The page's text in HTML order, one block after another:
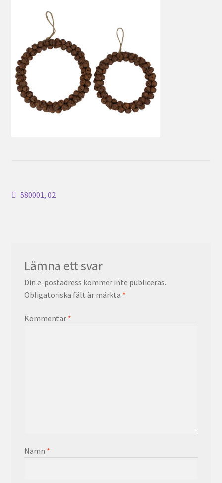
Inläggsnavigering
Föregående
580001, 02
Lämna ett svar
Din e-postadress kommer inte publiceras.
Obligatoriska fält är märkta *
Kommentar *
Namn *